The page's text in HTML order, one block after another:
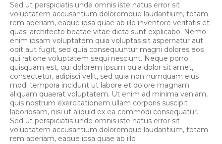
Sed ut perspiciatis unde omnis iste natus error sit
voluptatem accusantium doloremque laudantium, totam
rem aperiam, eaque ipsa quae ab illo inventore veritatis et
quasi architecto beatae vitae dicta sunt explicabo. Nemo
enim ipsam voluptatem quia voluptas sit aspernatur aut
odit aut fugit, sed quia consequuntur magni dolores eos
qui ratione voluptatem sequi nesciunt. Neque porro
quisquam est, qui dolorem ipsum quia dolor sit amet,
consectetur, adipisci velit, sed quia non numquam eius
modi tempora incidunt ut labore et dolore magnam
aliquam quaerat voluptatem. Ut enim ad minima veniam,
quis nostrum exercitationem ullam corporis suscipit
laboriosam, nisi ut aliquid ex ea commodi consequatur.
Sed ut perspiciatis unde omnis iste natus error sit
voluptatem accusantium doloremque laudantium, totam
rem aperiam, eaque ipsa quae ab illo